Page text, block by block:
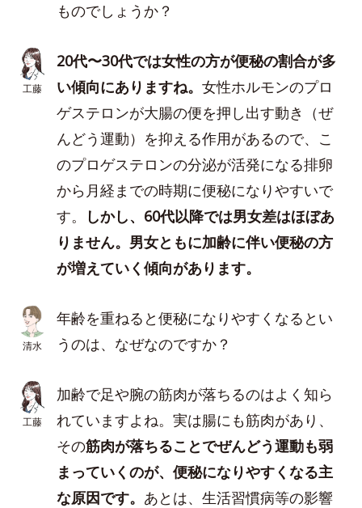
ものでしょうか？
工藤
20代〜30代では女性の方が便秘の割合が多
い傾向にありますね。 女性ホルモンのプロ
ゲステロンが大腸の便を押し出す動き（ぜ
んどう運動）を抑える作用があるので、こ
のプロゲステロンの分泌が活発になる排卵
から月経までの時期に便秘になりやすいで
す。
しかし、60代以降では男女差はほぼあ
りません。男女ともに加齢に伴い便秘の方
が増えていく傾向があります。
清水
年齢を重ねると便秘になりやすくなるとい
うのは、なぜなのですか？
工藤
加齢で足や腕の筋肉が落ちるのはよく知ら
れていますよね。実は腸にも筋肉があり、
その筋肉が落ちることでぜんどう運動も弱
まっていくのが、便秘になりやすくなる主
な原因です。 あとは、生活習慣病等の影響